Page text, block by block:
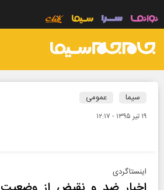
سیما عمومی
۱۹ تير ۱۳۹۵ - ۱۲:۱۷
اینستاگردی